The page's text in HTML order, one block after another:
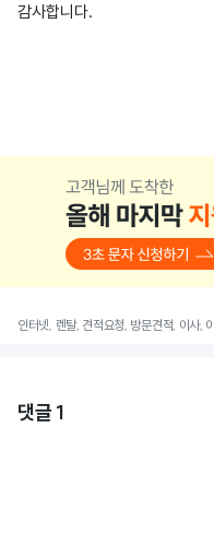
감사합니다.
인터넷, 렌탈, 견적요청, 방문견적, 이사,
댓글 1